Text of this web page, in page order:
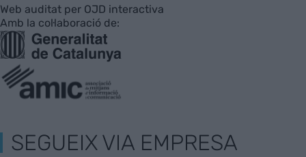
Web auditat per OJD interactiva
Amb la col·laboració de:
SEGUEIX VIA EMPRESA